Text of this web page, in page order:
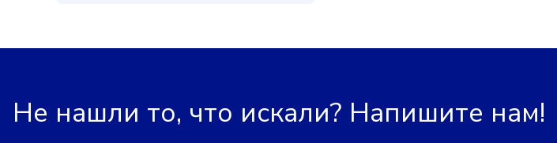
Не нашли то, что искали? Напишите нам!